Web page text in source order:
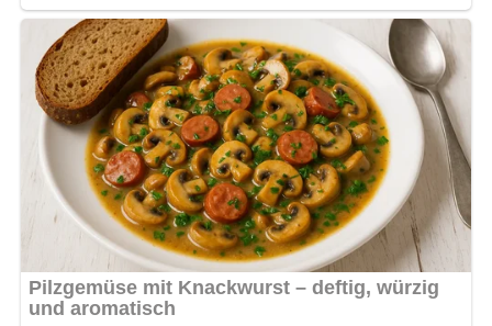
Abonniere jetzt unseren Newsletter!
Kein Spam, kein Bullshit, keine Weitergabe deiner Mailadresse an Dritte!
Jetzt Sterne vergeben – Rezept
bewerten